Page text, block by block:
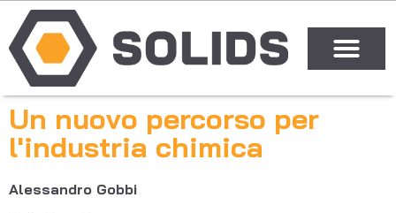
Un nuovo percorso per
l'industria chimica
Alessandro Gobbi